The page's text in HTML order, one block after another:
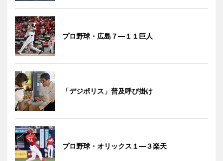
プロ野球・広島７―１１巨人
「デジポリス」普及呼び掛け
プロ野球・オリックス１―３楽天